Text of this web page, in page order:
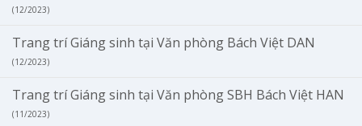
(12/2023)
Trang trí Giáng sinh tại Văn phòng Bách Việt DAN
(12/2023)
Trang trí Giáng sinh tại Văn phòng SBH Bách Việt HAN
(11/2023)